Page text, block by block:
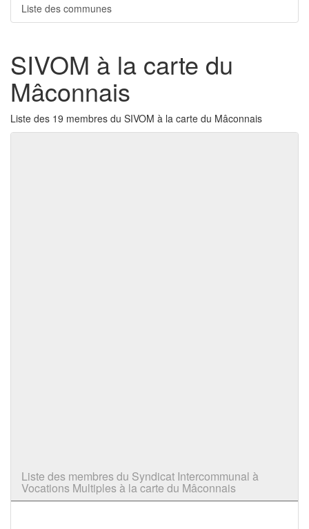
Liste des communes
SIVOM à la carte du
Mâconnais
Liste des 19 membres du SIVOM à la carte du Mâconnais
Liste des membres du Syndicat Intercommunal à
Vocations Multiples à la carte du Mâconnais